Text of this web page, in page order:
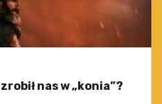
nas w „konia”?